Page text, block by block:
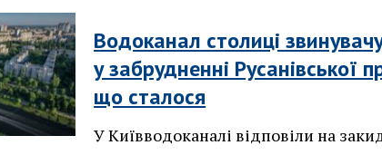
Водоканал столиці
у забрудненні Русанівської
що сталося
У Київводоканалі відповіли на